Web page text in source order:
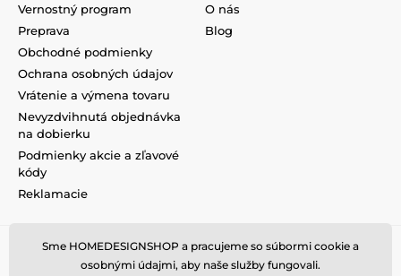
Vernostný program
Preprava
Obchodné podmienky
Ochrana osobných údajov
Vrátenie a výmena tovaru
Nevyzdvihnutá objednávka
na dobierku
Podmienky akcie a zľavové
kódy
Reklamacie
O nás
Blog
Sme HOMEDESIGNSHOP a pracujeme so súbormi cookie a
osobnými údajmi, aby naše služby fungovali.